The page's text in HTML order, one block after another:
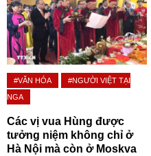
#VĂN HÓA
#NGƯỜI VIỆT TẠI
NGA
Các vị vua Hùng được
tưởng niệm không chỉ ở
Hà Nội mà còn ở Moskva